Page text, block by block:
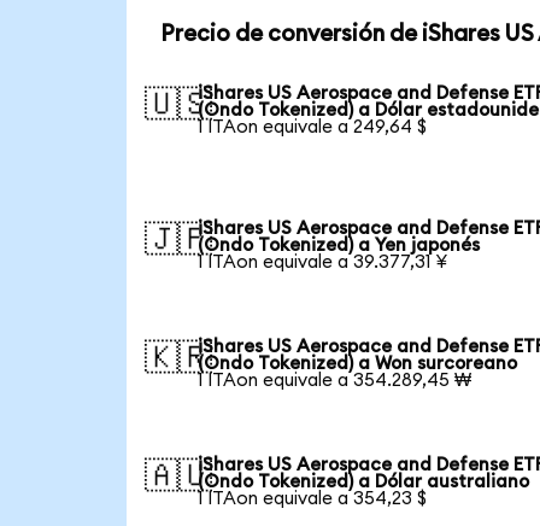
Precio de conversión de iShares
🇺🇸iShares US Aerospace and Defense
(Ondo Tokenized) a Dólar
1 ITAon equivale a 249,64 $
🇯🇵iShares US Aerospace and Defense
(Ondo Tokenized) a Yen japonés
1 ITAon equivale a 39.377,31 ¥
🇰🇷iShares US Aerospace and Defense
(Ondo Tokenized) a Won surcoreano
1 ITAon equivale a 354.289,45 ₩
🇦🇺iShares US Aerospace and Defense
(Ondo Tokenized) a Dólar australiano
1 ITAon equivale a 354,23 $